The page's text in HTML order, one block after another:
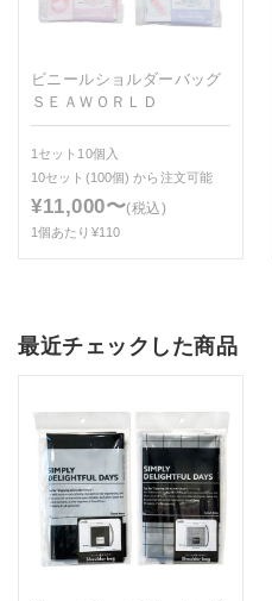
ビニールショルダーバッグ
ＳＥＡＷＯＲＬＤ
1セット10個入
10セット(100個)から注文可能
¥11,000〜(税込)
1個あたり¥110
最近チェックした商品